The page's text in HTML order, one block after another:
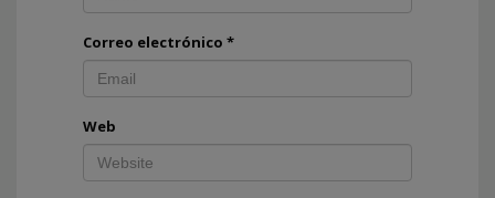
Correo electrónico *
Web